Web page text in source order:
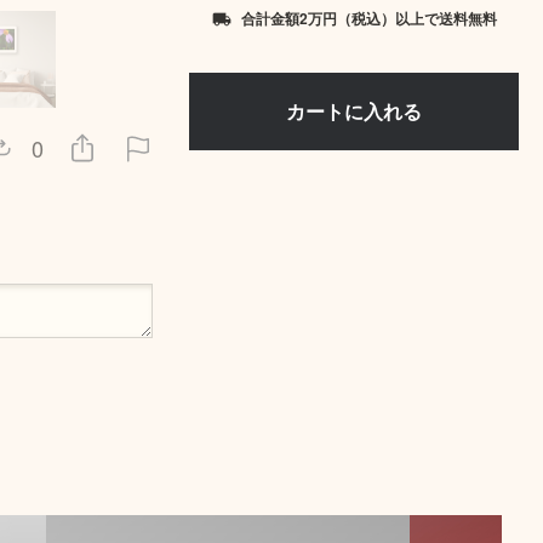
0
local_shipping 合計金額2万円（税込）以上で送料無料